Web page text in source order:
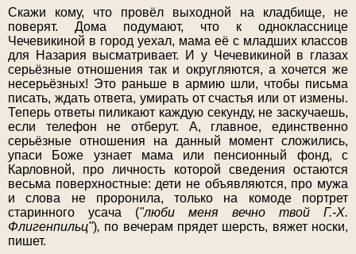
Скажи кому, что провёл выходной на кладбище, не
поверят. Дома подумают, что к однокласснице
Чечевикиной в город уехал, мама её с младших классов
для Назария высматривает. И у Чечевикиной в глазах
серьёзные отношения так и округляются, а хочется же
несерьёзных! Это раньше в армию шли, чтобы письма
писать, ждать ответа, умирать от счастья или от измены.
Теперь ответы пиликают каждую секунду, не заскучаешь,
если телефон не отберут. А, главное, единственно
серьёзные отношения на данный момент сложились,
упаси Боже узнает мама или пенсионный фонд, с
Карловной, про личность которой сведения остаются
весьма поверхностные: дети не объявляются, про мужа
и слова не проронила, только на комоде портрет
старинного усача ("люби меня вечно твой Г.-Х.
Флигенпильц"), по вечерам прядет шерсть, вяжет носки,
пишет.